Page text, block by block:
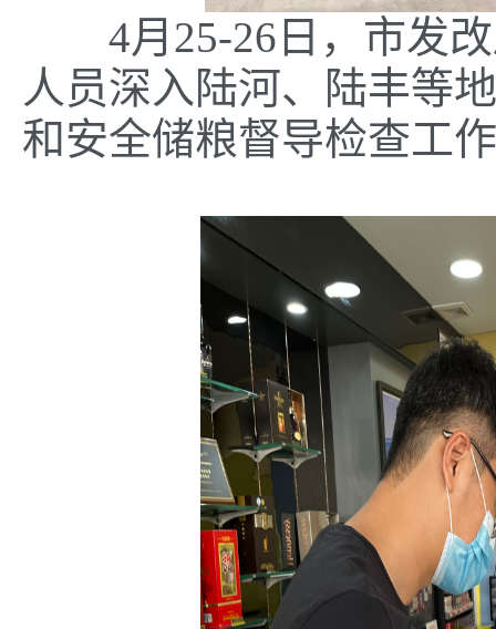
4月25-26日，市发改
人员深入陆河、陆丰等
和安全储粮督导检查工